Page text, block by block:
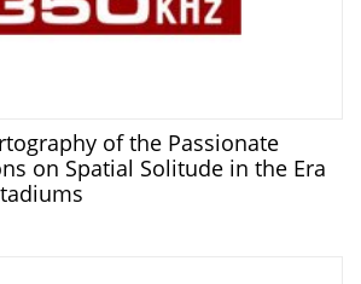
of the Passionate
on Spatial Solitude in the Era